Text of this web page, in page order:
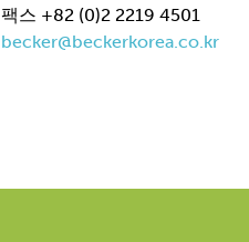
팩스 +82 (0)2 2219 4501
becker@beckerkorea.co.kr